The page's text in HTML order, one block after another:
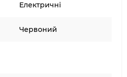
теплою та організуйте
ваші гості могли
беручи страви
Електричні
Червоний